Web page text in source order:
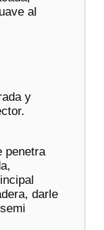
al
y
penetra
darle